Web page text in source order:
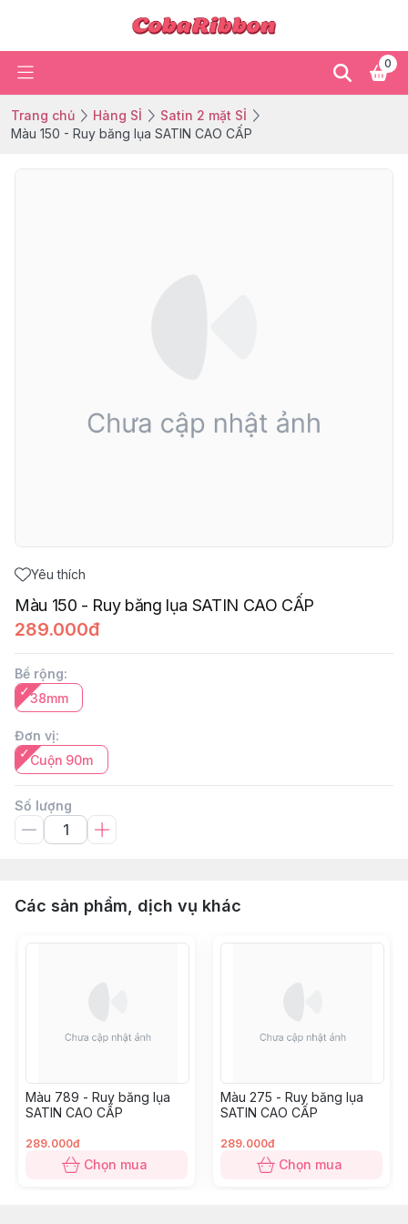
0
Trang chủ Hàng SỈ
Satin 2 mặt SỈ
Màu 150 - Ruy băng lụa SATIN CAO CẤP
Yêu thích
Màu 150 - Ruy băng lụa SATIN CAO CẤP
289.000đ
Bề rộng:
38mm
Đơn vị:
Cuộn 90m
Số lượng
Các sản phẩm, dịch vụ khác
Màu 789 - Ruy băng lụa
SATIN CAO CẤP
289.000đ
Chọn mua
Màu 275 - Ruy băng lụa
SATIN CAO CẤP
289.000đ
Chọn mua